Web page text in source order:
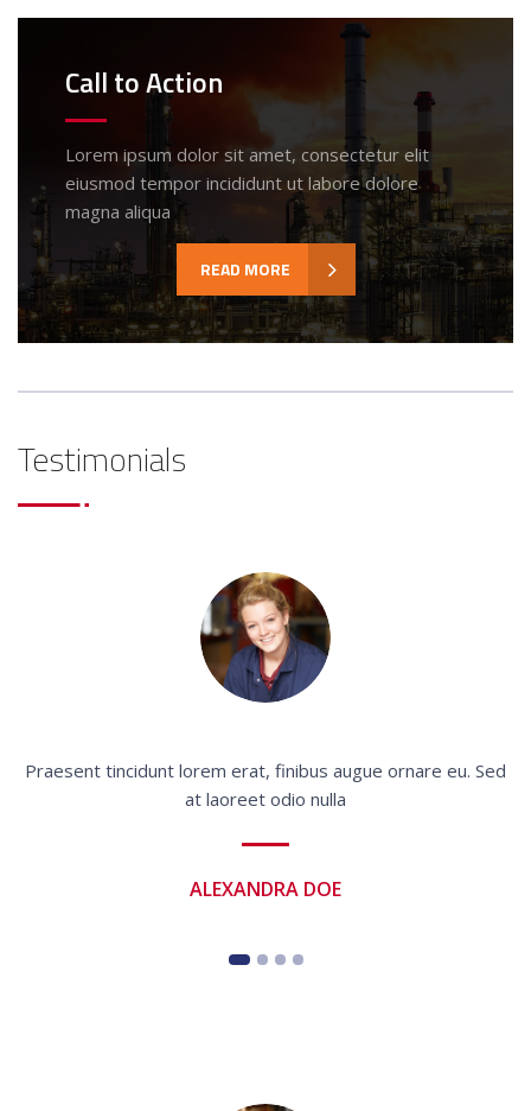
Call to Action
Lorem ipsum dolor sit amet, consectetur elit
eiusmod tempor incididunt ut labore dolore
magna aliqua
READ MORE
Testimonials
Praesent tincidunt lorem erat, finibus augue ornare eu. Sed
at laoreet odio nulla
ALEXANDRA DOE